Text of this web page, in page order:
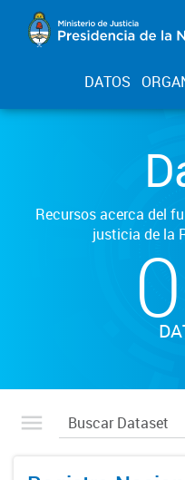
DATOS
Recursos acerca del
justicia de la